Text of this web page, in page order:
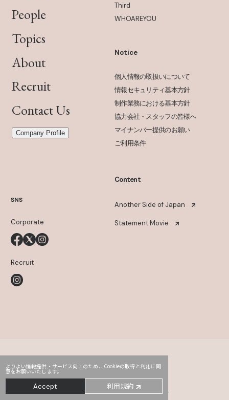
よりよい情報提供・サービス向上のため、Cookieの取得と利用に同
意をお願いいたします。
Accept 利用規約
People
Topics
About
Recruit
Contact Us
Company Profile
Third
WHOAREYOU
SNS
Corporate
Recruit
Notice
個人情報の取扱いについて
情報セキュリティ基本方針
制作業務における基本方針
協力会社・スタッフの皆様へ
マイナンバー提供のお願い
ご利用条件
Content
Another Side of Japan
Statement Movie
Head Office PRO2 Third
〒107-0052 東京都港区赤坂2-14-5 Daiwa赤坂ビル 5・6F